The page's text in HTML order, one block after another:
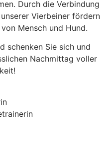
Durch die Verbindung
Vierbeiner fördern
Mensch und Hund.
schenken Sie sich und
Nachmittag voller